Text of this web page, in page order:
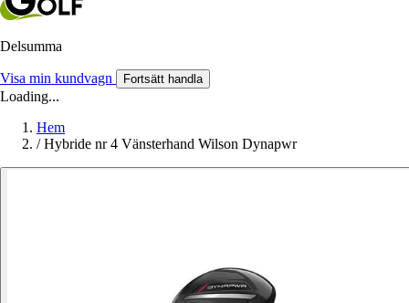
Delsumma
Visa min kundvagn Fortsätt handla
Loading...
Hem
/ Hybride nr 4 Vänsterhand Wilson Dynapwr